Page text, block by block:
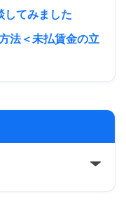
してみました
法＜未払賃金の立